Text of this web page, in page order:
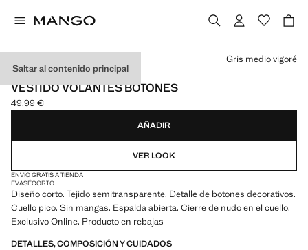
Saltar al contenido principal
EXCLUSIVO ONLINE
VESTIDO VOLANTES BOTONES
Precio actual [49,99 € ]
49,99 €
Selecciona un color
Gris medio vigoré
AÑADIR
VER LOOK
ENVÍO GRATIS A TIENDA
EVASÉCORTO
Diseño corto. Tejido semitransparente. Detalle de botones decorativos.
Cuello pico. Sin mangas. Espalda abierta. Cierre de nudo en el cuello.
Exclusivo Online. Producto en rebajas
DETALLES, COMPOSICIÓN Y CUIDADOS